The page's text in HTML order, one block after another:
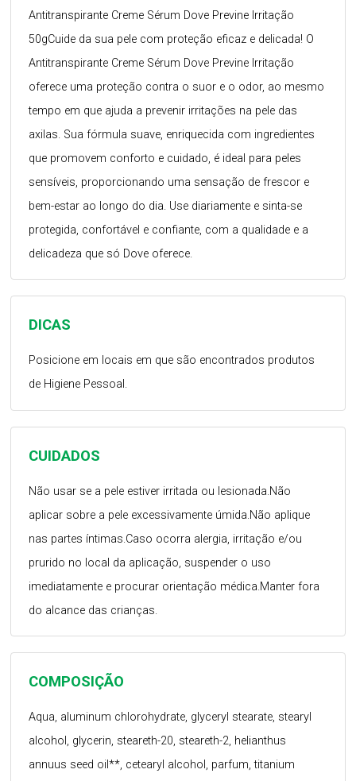
COMPOSIÇÃO
Aqua, aluminum chlorohydrate, glyceryl stearate, stearyl
alcohol, glycerin, steareth-20, steareth-2, helianthus
annuus seed oil**, cetearyl alcohol, parfum, titanium
CUIDADOS
Não usar se a pele estiver irritada ou lesionada.Não
aplicar sobre a pele excessivamente úmida.Não aplique
nas partes íntimas.Caso ocorra alergia, irritação e/ou
prurido no local da aplicação, suspender o uso
imediatamente e procurar orientação médica.Manter fora
do alcance das crianças.
DICAS
Posicione em locais em que são encontrados produtos
de Higiene Pessoal.
Antitranspirante Creme Sérum Dove Previne Irritação
50gCuide da sua pele com proteção eficaz e delicada! O
Antitranspirante Creme Sérum Dove Previne Irritação
oferece uma proteção contra o suor e o odor, ao mesmo
tempo em que ajuda a prevenir irritações na pele das
axilas. Sua fórmula suave, enriquecida com ingredientes
que promovem conforto e cuidado, é ideal para peles
sensíveis, proporcionando uma sensação de frescor e
bem-estar ao longo do dia. Use diariamente e sinta-se
protegida, confortável e confiante, com a qualidade e a
delicadeza que só Dove oferece.